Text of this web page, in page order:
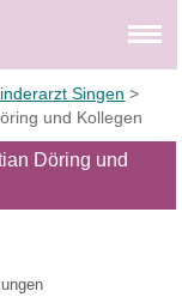
Singen >
und Kollegen
Döring und